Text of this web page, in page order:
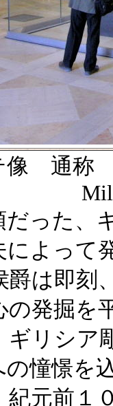
像 通称
だった、
によっ
爵は即刻
の発掘を
リシア
の憧憬を
紀元前